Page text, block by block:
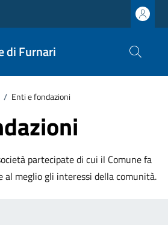
di Furnari
/ Enti e fondazioni
partecipate di cui il Comune fa
al meglio gli interessi della comunità.